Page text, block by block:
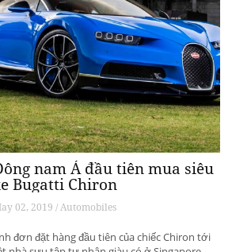
nam Á đầu tiên mua siêu
Bugatti Chiron
02, 2019 / Automobiles
đơn đặt hàng đầu tiên của chiếc Chiron tới